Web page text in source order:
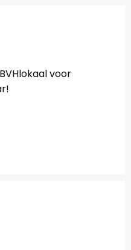
voor